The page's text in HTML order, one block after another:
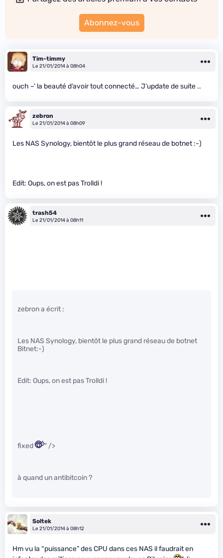
Abonnez-vous
Tim-timmy
Le 21/01/2014 à 08h04
ouch –’ la beauté d’avoir tout connecté… J’update de suite ..
zebron
Le 21/01/2014 à 08h09
Les NAS Synology, bientôt le plus grand réseau de botnet :-)
Edit: Oups, on est pas Trolldi !
trash54
Le 21/01/2014 à 08h11
zebron a écrit :
Les NAS Synology, bientôt le plus grand réseau de botnet
Bitnet:-)
Edit: Oups, on est pas Trolldi !
fixed " />
à quand un antibitcoin ?
Soltek
Le 21/01/2014 à 08h12
Hm vu la “puissance” des CPU dans ces NAS il faudrait en